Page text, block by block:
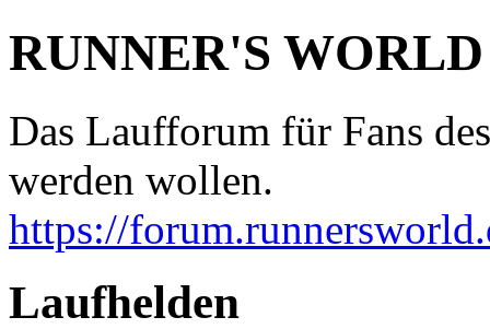
RUNNER'S WORLD
Das Laufforum für Fans
werden wollen.
https://
Laufhelden